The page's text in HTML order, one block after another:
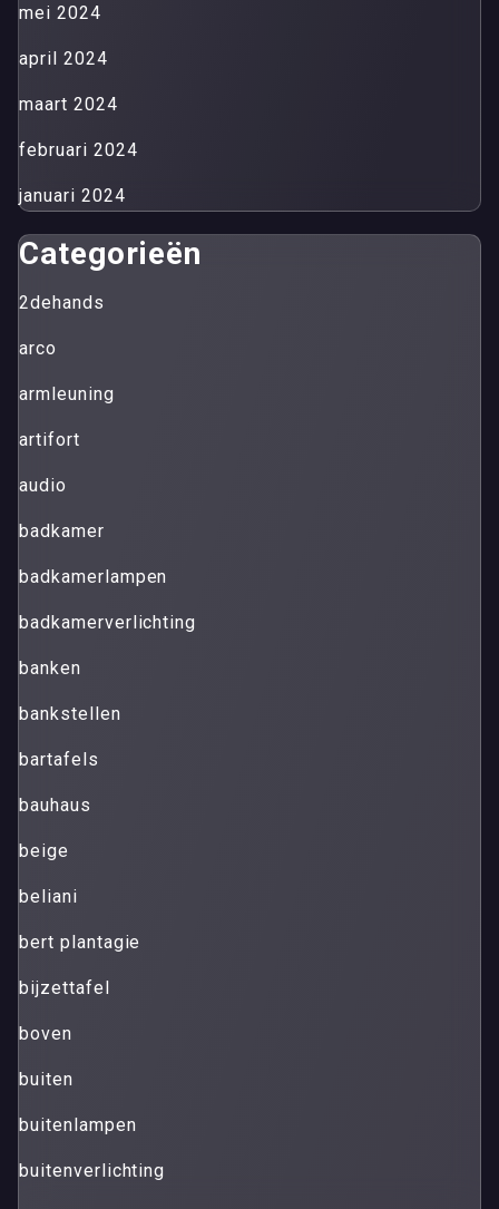
mei 2024
april 2024
maart 2024
februari 2024
januari 2024
Categorieën
2dehands
arco
armleuning
artifort
audio
badkamer
badkamerlampen
badkamerverlichting
banken
bankstellen
bartafels
bauhaus
beige
beliani
bert plantagie
bijzettafel
boven
buiten
buitenlampen
buitenverlichting